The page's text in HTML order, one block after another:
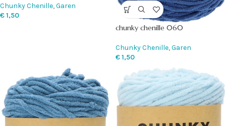
Chunky Chenille,Garen
€1,50
chunky chenille 060
Chunky Chenille,Garen
€1,50